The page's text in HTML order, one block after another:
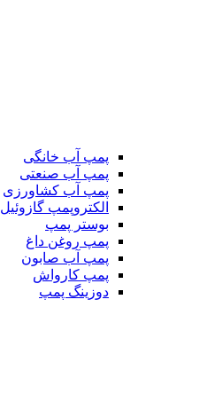
پمپ آب خانگی
پمپ آب صنعتی
پمپ آب کشاورزی
الکتروپمپ گازوئیل
بوستر پمپ
پمپ روغن داغ
پمپ آب صابون
پمپ کارواش
دوزینگ پمپ